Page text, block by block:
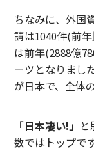
ちなみに、外国
請は1040件(前
は前年(2888億
ーツとなりまし
が日本で、全体
「日本凄い!」
数ではトップで